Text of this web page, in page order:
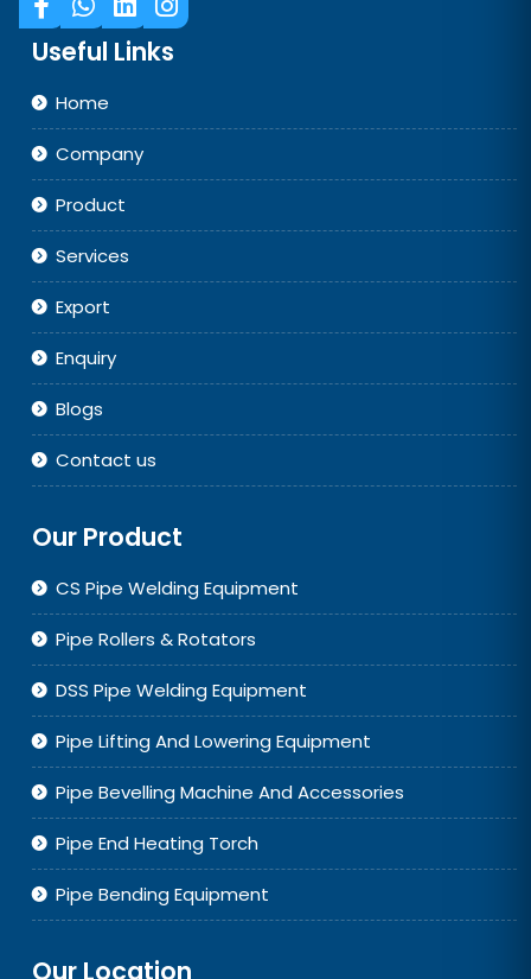
Useful Links
Home
Company
Product
Services
Export
Enquiry
Blogs
Contact us
Our Product
CS Pipe Welding Equipment
Pipe Rollers & Rotators
DSS Pipe Welding Equipment
Pipe Lifting And Lowering Equipment
Pipe Bevelling Machine And Accessories
Pipe End Heating Torch
Pipe Bending Equipment
Our Location